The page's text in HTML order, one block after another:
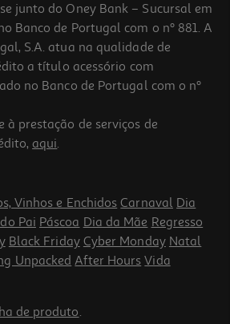
junto do Oney Bank – Sucursal em
Banco de Portugal com o nº 881. A
S.A. atua na qualidade de
a título acessório com
no Banco de Portugal com o nº
à prestação de serviços de
aqui.
Vinhos e Enchidos Carnaval Dia
Pai Páscoa Dia da Mãe Regresso
Black Friday Cyber Monday Natal
Unpacked After Hours Vida
de produto.